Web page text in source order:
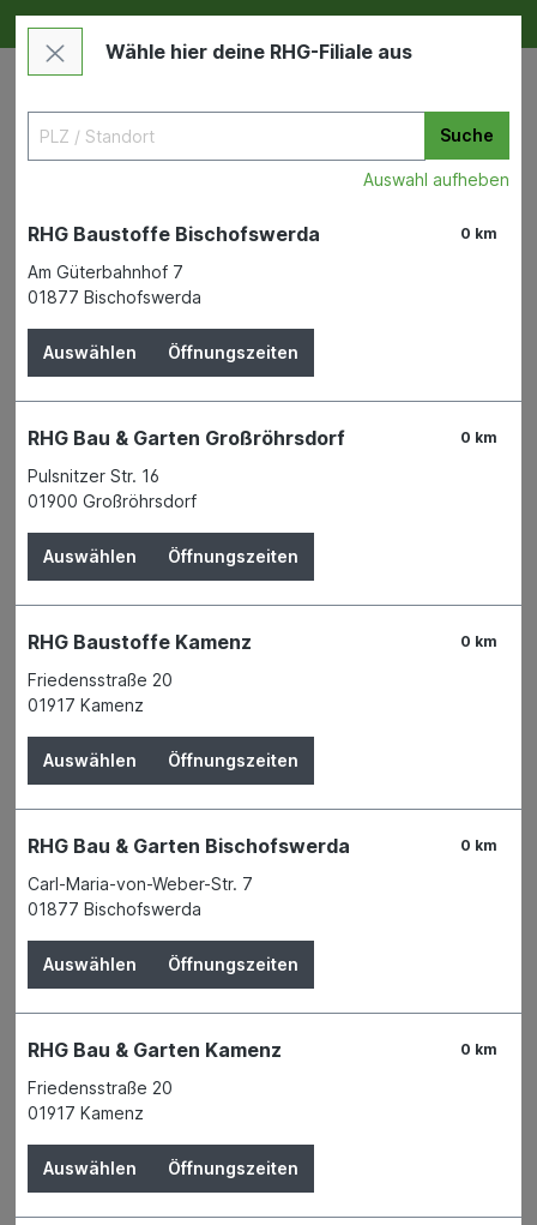
Deine RHG NEU ERLEBEN
Kabelschutz und Leitungsschutz
Kabuflex R Endstopfen DN 63
Der Preis wird erst nach Wahl einer Filiale
angezeigt.
Zum Merkzettel hinzufügen
Verfügbar in 3 Filialen Filiale auswählen
Produktnummer:
Anschrift
Hellinger Str. 1
Wähle hier deine RHG-Filiale aus
Suche
Auswahl aufheben
0 km
RHG Baustoffe Bischofswerda
Am Güterbahnhof 7
01877 Bischofswerda
Auswählen Öffnungszeiten
0 km
RHG Bau & Garten Großröhrsdorf
Pulsnitzer Str. 16
01900 Großröhrsdorf
Auswählen Öffnungszeiten
0 km
RHG Baustoffe Kamenz
Friedensstraße 20
01917 Kamenz
Auswählen Öffnungszeiten
0 km
RHG Bau & Garten Bischofswerda
Carl-Maria-von-Weber-Str. 7
01877 Bischofswerda
Auswählen Öffnungszeiten
0 km
RHG Bau & Garten Kamenz
Friedensstraße 20
01917 Kamenz
Auswählen Öffnungszeiten